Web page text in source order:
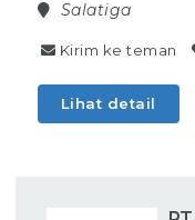
Salatiga
Kirim ke teman
Lihat detail